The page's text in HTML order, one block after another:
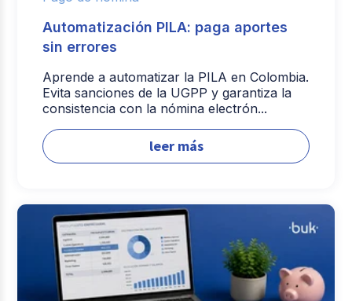
Automatización PILA: paga aportes
sin errores
Aprende a automatizar la PILA en Colombia.
Evita sanciones de la UGPP y garantiza la
consistencia con la nómina electrón...
leer más